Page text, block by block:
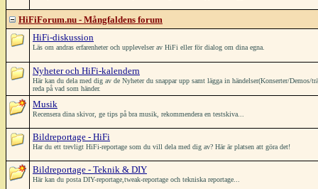
HiFiForum.nu - Mångfaldens forum
HiFi-diskussion
Läs om andras erfarenheter och upplevelser av HiFi eller för dialog om dina egna.
Nyheter och HiFi-kalendern
Här kan du dela med dig av de Nyheter du snappar upp samt lägga in händelser(Konserter/Demos/
reda på vad som händer.
Musik
Recensera dina skivor, ge tips på bra musik, rekommendera en testskiva...
Bildreportage - HiFi
Har du ett trevligt HiFi-reportage som du vill dela med dig av? Här är platsen att göra det!
Bildreportage - Teknik & DIY
Här kan du posta DIY-reportage,tweak-reportage och tekniska reportage...